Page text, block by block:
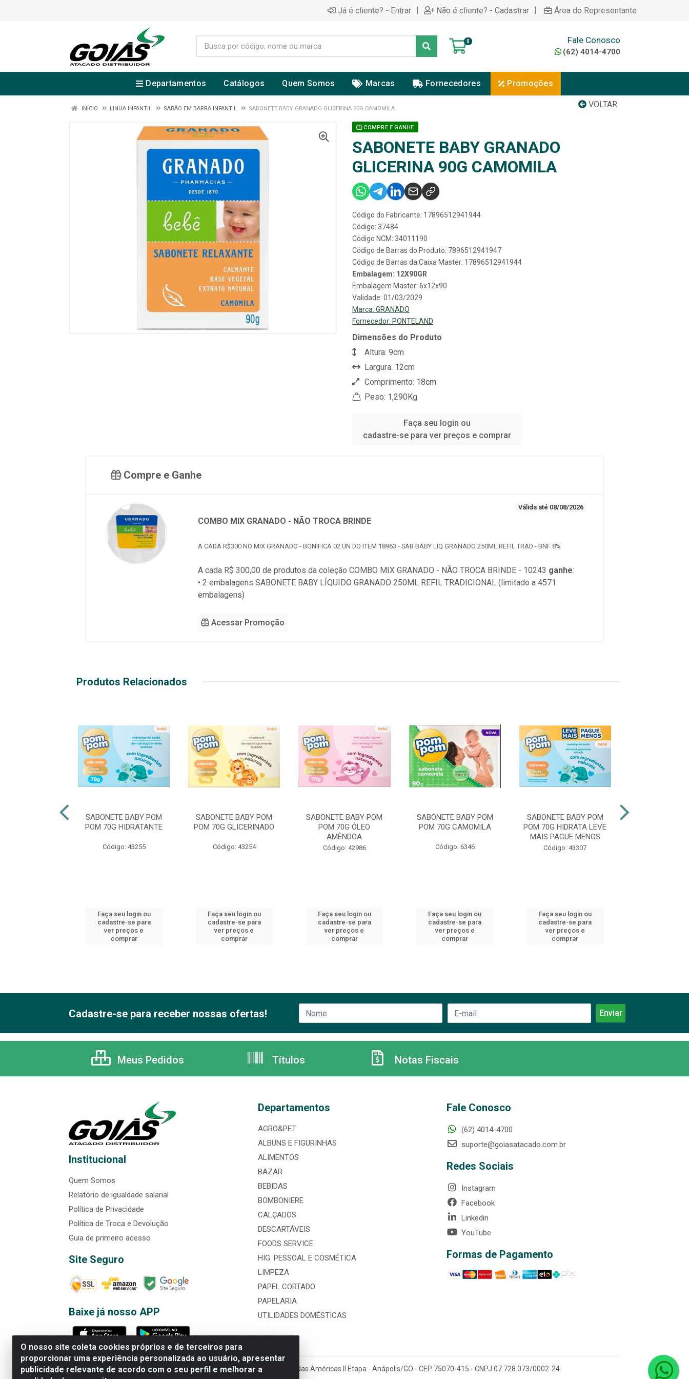
Já é cliente? - Entrar | Não é cliente? - Cadastrar | Área do Representante
0 Fale Conosco
(62) 4014-4700
Departamentos Catálogos Quem Somos Marcas Fornecedores Promoções
VOLTAR
INÍCIO LINHA INFANTIL SABÃO EM BARRA INFANTIL SABONETE BABY GRANADO GLICERINA 90G CAMOMILA
COMPRE E GANHE
SABONETE BABY GRANADO
GLICERINA 90G CAMOMILA
Código do Fabricante: 17896512941944
Código: 37484
Código NCM: 34011190
Código de Barras do Produto: 7896512941947
Código de Barras da Caixa Master: 17896512941944
Embalagem: 12X90GR
Embalagem Master: 6x12x90
Validade: 01/03/2029
Marca: GRANADO
Fornecedor: PONTELAND
Dimensões do Produto
Altura: 9cm
Largura: 12cm
Comprimento: 18cm
Peso: 1,290Kg
Faça seu login ou
cadastre-se para ver preços e comprar
Compre e Ganhe
Válida até 08/08/2026
COMBO MIX GRANADO - NÃO TROCA BRINDE
A CADA R$300 NO MIX GRANADO - BONIFICA 02 UN DO ITEM 18963 - SAB BABY LIQ GRANADO 250ML REFIL TRAD - BNF 8%
A cada R$ 300,00 de produtos da coleçãoCOMBO MIX GRANADO - NÃO TROCA BRINDE - 10243 ganhe:
• 2 embalagens SABONETE BABY LÍQUIDO GRANADO 250ML REFIL TRADICIONAL (limitado a 4571
embalagens)
Acessar Promoção
Produtos Relacionados
SABONETE BABY POM
POM 70G HIDRATANTE
Código: 43255
Faça seu login ou
cadastre-se para
ver preços e
comprar
SABONETE BABY POM
POM 70G GLICERINADO
Código: 43254
Faça seu login ou
cadastre-se para
ver preços e
comprar
SABONETE BABY POM
POM 70G ÓLEO
AMÊNDOA
Código: 42986
Faça seu login ou
cadastre-se para
ver preços e
comprar
SABONETE BABY POM
POM 70G CAMOMILA
Código: 6346
Faça seu login ou
cadastre-se para
ver preços e
comprar
SABONETE BABY POM
POM 70G HIDRATA LEVE
MAIS PAGUE MENOS
Código: 43307
Faça seu login ou
cadastre-se para
ver preços e
comprar
O nosso site coleta cookies próprios e de terceiros para
proporcionar uma experiência personalizada ao usuário, apresentar
publicidade relevante de acordo com o seu perfil e melhorar a
Cadastre-se para receber nossas ofertas!
Meus Pedidos Títulos Notas Fiscais
Institucional
Quem Somos
Relatório de igualdade salarial
Política de Privacidade
Política de Troca e Devolução
Guia de primeiro acesso
Site Seguro
Baixe já nosso APP
Departamentos
AGRO&PET
ALBUNS E FIGURINHAS
ALIMENTOS
BAZAR
BEBIDAS
BOMBONIERE
CALÇADOS
DESCARTÁVEIS
FOODS SERVICE
HIG. PESSOAL E COSMÉTICA
LIMPEZA
PAPEL CORTADO
PAPELARIA
UTILIDADES DOMÉSTICAS
Fale Conosco
(62) 4014-4700
suporte@goiasatacado.com.br
Redes Sociais
Instagram
Facebook
Linkedin
YouTube
Formas de Pagamento
Rede Brasil - Avenida Universitária, nº 3860, Jardim das Américas II Etapa - Anápolis/GO - CEP 75070-415 - CNPJ 07.728.073/0002-24